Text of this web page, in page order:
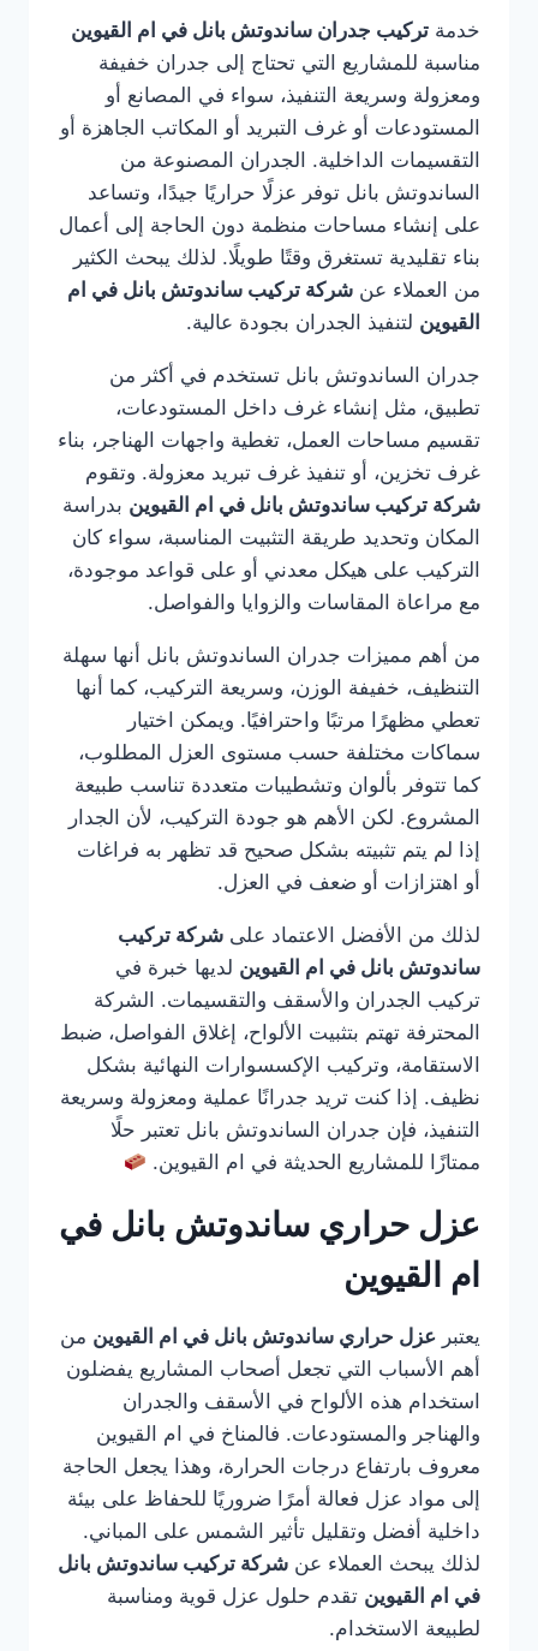
خدمة تركيب جدران ساندوتش بانل في ام القيوين
مناسبة للمشاريع التي تحتاج إلى جدران خفيفة
ومعزولة وسريعة التنفيذ، سواء في المصانع أو
المستودعات أو غرف التبريد أو المكاتب الجاهزة أو
التقسيمات الداخلية. الجدران المصنوعة من
الساندوتش بانل توفر عزلًا حراريًا جيدًا، وتساعد
على إنشاء مساحات منظمة دون الحاجة إلى أعمال
بناء تقليدية تستغرق وقتًا طويلًا. لذلك يبحث الكثير
من العملاء عن شركة تركيب ساندوتش بانل في ام
القيوين لتنفيذ الجدران بجودة عالية.
جدران الساندوتش بانل تستخدم في أكثر من
تطبيق، مثل إنشاء غرف داخل المستودعات،
تقسيم مساحات العمل، تغطية واجهات الهناجر، بناء
غرف تخزين، أو تنفيذ غرف تبريد معزولة. وتقوم
شركة تركيب ساندوتش بانل في ام القيوين بدراسة
المكان وتحديد طريقة التثبيت المناسبة، سواء كان
التركيب على هيكل معدني أو على قواعد موجودة،
مع مراعاة المقاسات والزوايا والفواصل.
من أهم مميزات جدران الساندوتش بانل أنها سهلة
التنظيف، خفيفة الوزن، وسريعة التركيب، كما أنها
تعطي مظهرًا مرتبًا واحترافيًا. ويمكن اختيار
سماكات مختلفة حسب مستوى العزل المطلوب،
كما تتوفر بألوان وتشطيبات متعددة تناسب طبيعة
المشروع. لكن الأهم هو جودة التركيب، لأن الجدار
إذا لم يتم تثبيته بشكل صحيح قد تظهر به فراغات
أو اهتزازات أو ضعف في العزل.
لذلك من الأفضل الاعتماد على شركة تركيب
ساندوتش بانل في ام القيوين لديها خبرة في
تركيب الجدران والأسقف والتقسيمات. الشركة
المحترفة تهتم بتثبيت الألواح، إغلاق الفواصل، ضبط
الاستقامة، وتركيب الإكسسوارات النهائية بشكل
نظيف. إذا كنت تريد جدرانًا عملية ومعزولة وسريعة
التنفيذ، فإن جدران الساندوتش بانل تعتبر حلًا
ممتازًا للمشاريع الحديثة في ام القيوين.
عزل حراري ساندوتش بانل في
ام القيوين
يعتبر عزل حراري ساندوتش بانل في ام القيوين من
أهم الأسباب التي تجعل أصحاب المشاريع يفضلون
استخدام هذه الألواح في الأسقف والجدران
والهناجر والمستودعات. فالمناخ في ام القيوين
معروف بارتفاع درجات الحرارة، وهذا يجعل الحاجة
إلى مواد عزل فعالة أمرًا ضروريًا للحفاظ على بيئة
داخلية أفضل وتقليل تأثير الشمس على المباني.
لذلك يبحث العملاء عن شركة تركيب ساندوتش بانل
في ام القيوين تقدم حلول عزل قوية ومناسبة
لطبيعة الاستخدام.